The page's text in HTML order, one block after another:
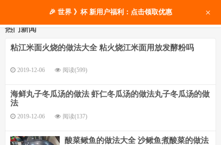
热门新闻
粘江米面火烧的做法大全 粘火烧江米面用放发酵粉吗
2019-12-06 阅读(599)
海鲜丸子冬瓜汤的做法 虾仁冬瓜汤的做法丸子冬瓜汤的做
法
2019-12-06 阅读(137)
酸菜鳅鱼的做法大全 沙鳅鱼煮酸菜的做法
🎉 世界 》杯 新用户福利：点击领取优惠 ×